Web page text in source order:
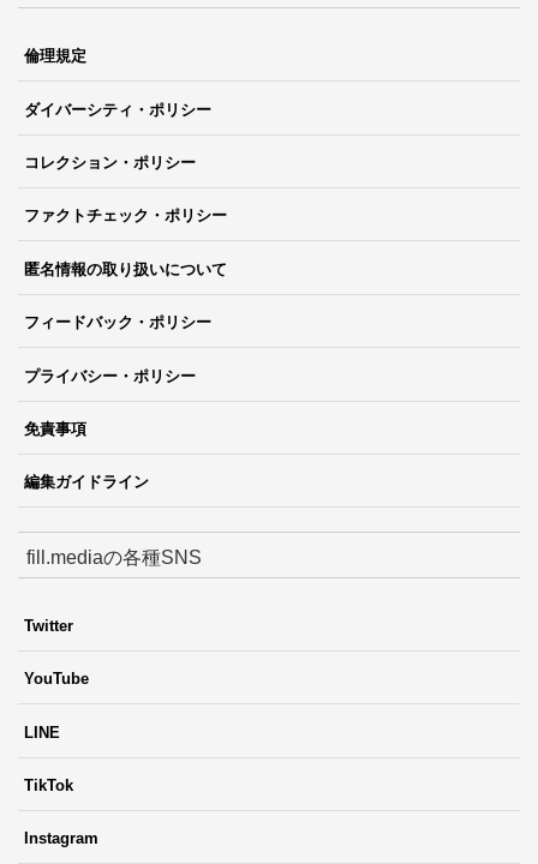
倫理規定
ダイバーシティ・ポリシー
コレクション・ポリシー
ファクトチェック・ポリシー
匿名情報の取り扱いについて
フィードバック・ポリシー
プライバシー・ポリシー
免責事項
編集ガイドライン
fill.mediaの各種SNS
Twitter
YouTube
LINE
TikTok
Instagram